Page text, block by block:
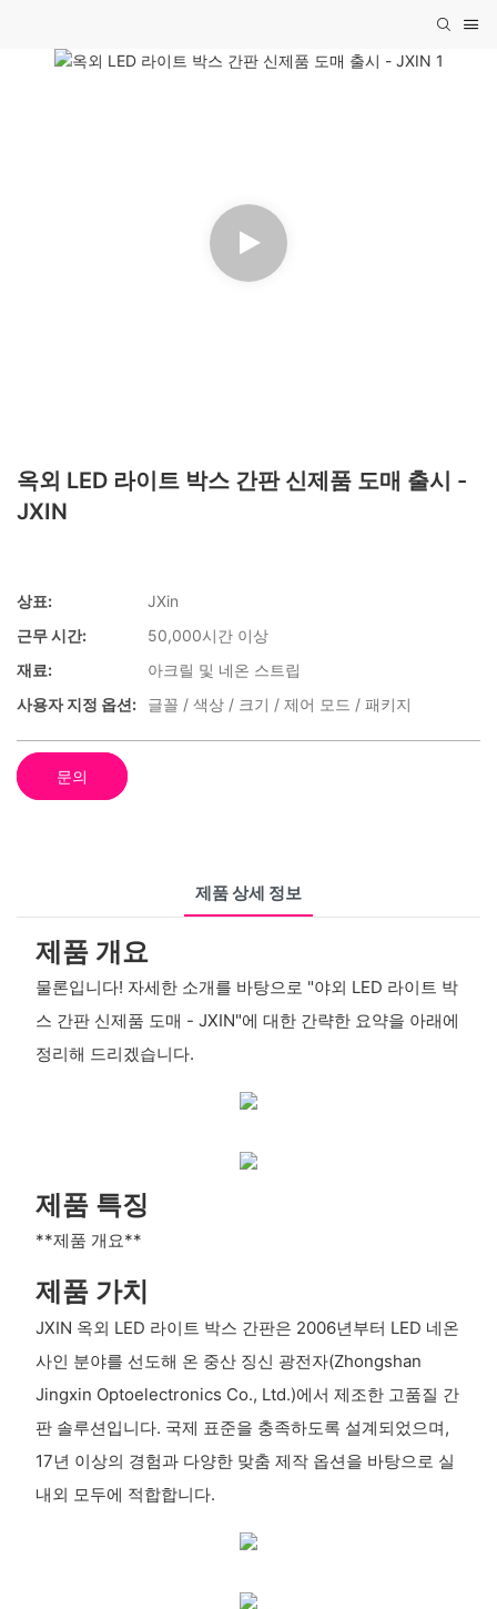
옥외 LED 라이트 박스 간판 신제품 도매 출시 -
JXIN
상표:
JXin
근무 시간:
50,000시간 이상
재료:
아크릴 및 네온 스트립
사용자 지정 옵션:
글꼴 / 색상 / 크기 / 제어 모드 / 패키지
문의
제품 상세 정보
제품 개요
물론입니다! 자세한 소개를 바탕으로 "야외 LED 라이트 박
스 간판 신제품 도매 - JXIN"에 대한 간략한 요약을 아래에
정리해 드리겠습니다.
제품 특징
**제품 개요**
제품 가치
JXIN 옥외 LED 라이트 박스 간판은 2006년부터 LED 네온
사인 분야를 선도해 온 중산 징신 광전자(Zhongshan
Jingxin Optoelectronics Co., Ltd.)에서 제조한 고품질 간
판 솔루션입니다. 국제 표준을 충족하도록 설계되었으며,
17년 이상의 경험과 다양한 맞춤 제작 옵션을 바탕으로 실
내외 모두에 적합합니다.